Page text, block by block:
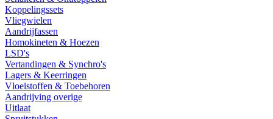
Koppelingssets
Vliegwielen
Aandrijfassen
Homokineten & Hoezen
LSD's
Vertandingen & Synchro's
Lagers & Keerringen
Vloeistoffen & Toebehoren
Aandrijving overige
Uitlaat